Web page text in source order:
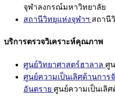
จุฬาลงกรณ์มหาวิทยาลัย
สถานีวิทยุแห่งจุฬาฯ สถานี
บริการตรวจวิเคราะห์คุณภาพ
ศูนย์วิทยาศาสตร์ฮาลาล ศู
ศูนย์ความเป็นเลิศด้านการ
อันตราย ศูนย์ความเป็นเลิ